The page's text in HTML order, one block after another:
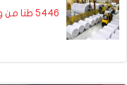
5446 طنا من ورق الكتاب المدرسي وتؤمّن كامل…